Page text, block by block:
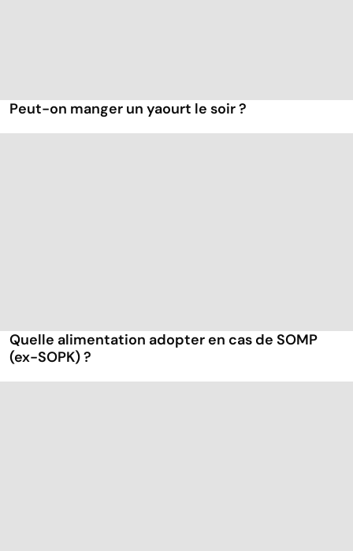
Peut-on manger un yaourt le soir ?
Quelle alimentation adopter en cas de SOMP
(ex-SOPK) ?